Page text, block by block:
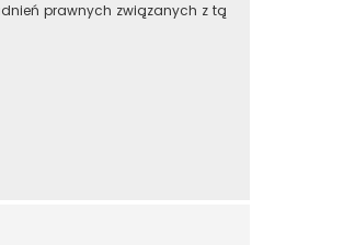
prawnych związanych z tą